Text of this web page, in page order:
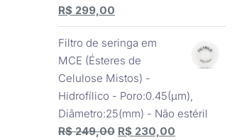
O
preço
original
era:
R$ 329,00.
R$ 299,00
preço
atual
é:
R$ 299,00.
Filtro de seringa em
MCE (Ésteres de
Celulose Mistos) -
Hidrofílico - Poro:0.45(μm),
Diâmetro:25(mm) - Não estéril
R$249,00 O
R$ 230,00